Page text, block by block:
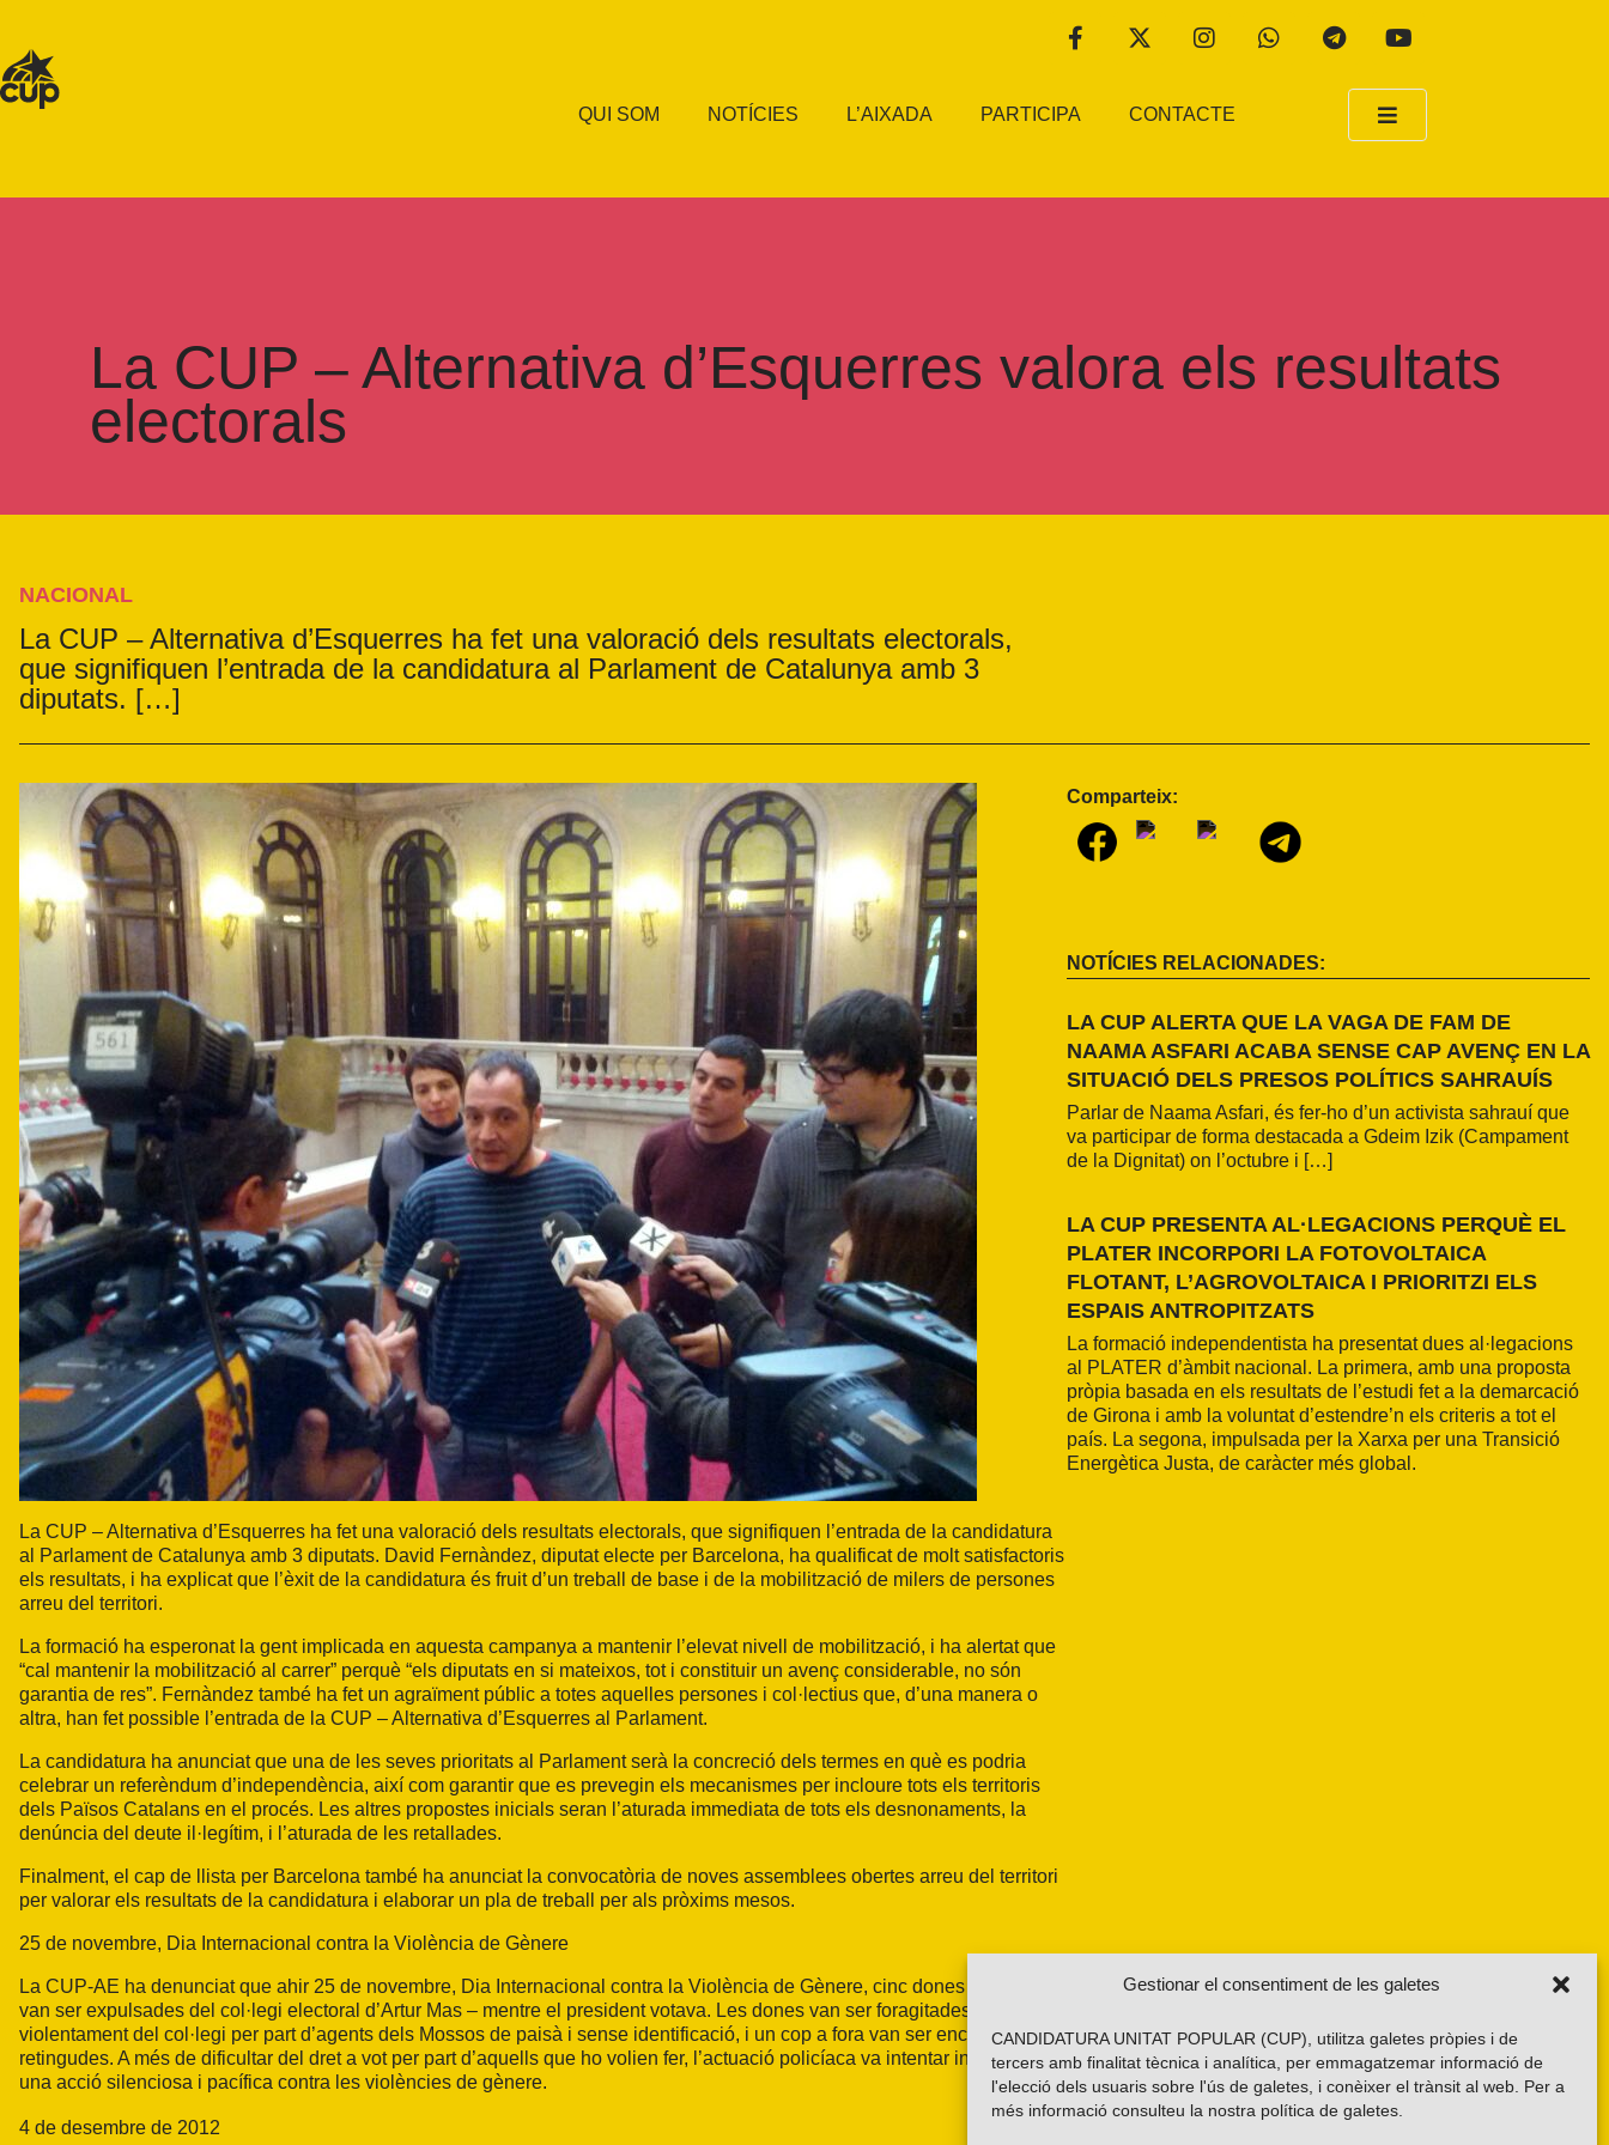
Gestionar el consentiment de les galetes
CANDIDATURA UNITAT POPULAR (CUP), utilitza galetes pròpies i de
tercers amb finalitat tècnica i analítica, per emmagatzemar informació de
l'elecció dels usuaris sobre l'ús de galetes, i conèixer el trànsit al web. Per a
més informació consulteu la nostra política de galetes
QUI SOM NOTÍCIES L’AIXADA PARTICIPA CONTACTE
La CUP – Alternativa d’Esquerres valora els resultats
electorals
NACIONAL
La CUP – Alternativa d’Esquerres ha fet una valoració dels resultats electorals,
que signifiquen l’entrada de la candidatura al Parlament de Catalunya amb 3
diputats. […]
La CUP – Alternativa d’Esquerres ha fet una valoració dels resultats electorals, que signifiquen l’entrada de la candidatura
al Parlament de Catalunya amb 3 diputats. David Fernàndez, diputat electe per Barcelona, ha qualificat de molt satisfactoris
els resultats, i ha explicat que l’èxit de la candidatura és fruit d’un treball de base i de la mobilització de milers de persones
arreu del territori.
La formació ha esperonat la gent implicada en aquesta campanya a mantenir l’elevat nivell de mobilització, i ha alertat que
“cal mantenir la mobilització al carrer” perquè “els diputats en si mateixos, tot i constituir un avenç considerable, no són
garantia de res”. Fernàndez també ha fet un agraïment públic a totes aquelles persones i col·lectius que, d’una manera o
altra, han fet possible l’entrada de la CUP – Alternativa d’Esquerres al Parlament.
La candidatura ha anunciat que una de les seves prioritats al Parlament serà la concreció dels termes en què es podria
celebrar un referèndum d’independència, així com garantir que es prevegin els mecanismes per incloure tots els territoris
dels Països Catalans en el procés. Les altres propostes inicials seran l’aturada immediata de tots els desnonaments, la
denúncia del deute il·legítim, i l’aturada de les retallades.
Finalment, el cap de llista per Barcelona també ha anunciat la convocatòria de noves assemblees obertes arreu del territori
per valorar els resultats de la candidatura i elaborar un pla de treball per als pròxims mesos.
25 de novembre, Dia Internacional contra la Violència de Gènere
La CUP-AE ha denunciat que ahir 25 de novembre, Dia Internacional contra la Violència de Gènere, cinc dones feministes
van ser expulsades del col·legi electoral d’Artur Mas – mentre el president votava. Les dones van ser foragitades
violentament del col·legi per part d’agents dels Mossos de paisà i sense identificació, i un cop a fora van ser encerclades i
retingudes. A més de dificultar del dret a vot per part d’aquells que ho volien fer, l’actuació policíaca va intentar invisibilitzar
una acció silenciosa i pacífica contra les violències de gènere.
4 de desembre de 2012
Comparteix:
NOTÍCIES RELACIONADES:
LA CUP ALERTA QUE LA VAGA DE FAM DE
NAAMA ASFARI ACABA SENSE CAP AVENÇ EN LA
SITUACIÓ DELS PRESOS POLÍTICS SAHRAUÍS
Parlar de Naama Asfari, és fer-ho d’un activista sahrauí que
va participar de forma destacada a Gdeim Izik (Campament
de la Dignitat) on l’octubre i […]
LA CUP PRESENTA AL·LEGACIONS PERQUÈ EL
PLATER INCORPORI LA FOTOVOLTAICA
FLOTANT, L’AGROVOLTAICA I PRIORITZI ELS
ESPAIS ANTROPITZATS
La formació independentista ha presentat dues al·legacions
al PLATER d’àmbit nacional. La primera, amb una proposta
pròpia basada en els resultats de l’estudi fet a la demarcació
de Girona i amb la voluntat d’estendre’n els criteris a tot el
país. La segona, impulsada per la Xarxa per una Transició
Energètica Justa, de caràcter més global.